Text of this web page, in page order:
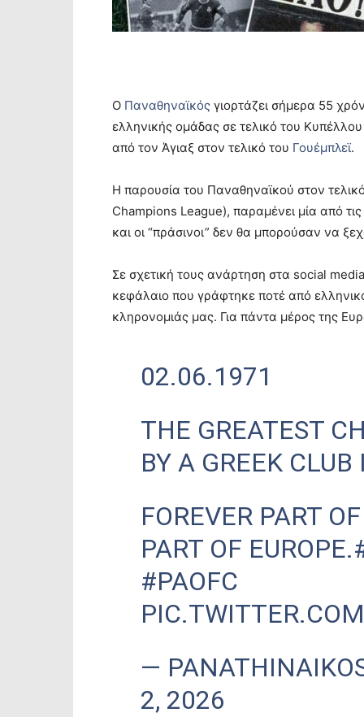
Ο Παναθηναϊκός γιορτάζει σήμερα 55
ελληνικής ομάδας σε τελικό του
από τον Άγιαξ στον τελικό του Γουέμπλεϊ.
Η παρουσία του Παναθηναϊκού στον
Champions League), παραμένει μία από
και οι “πράσινοι” δεν θα μπορούσαν να
Σε σχετική τους ανάρτηση στα social
κεφάλαιο που γράφτηκε ποτέ από
κληρονομιάς μας. Για πάντα μέρος της
02.06.1971
THE GREATEST
BY A GREEK CLUB
FOREVER PART
PART OF EUROPE.
#PAOFC
—
2, 2026